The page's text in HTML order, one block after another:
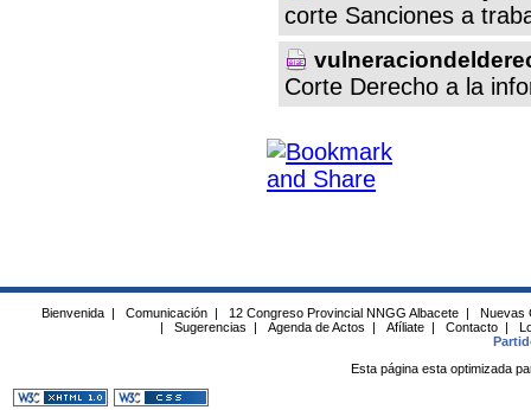
corte Sanciones a
Corte Derecho a la
Bienvenida | Comunicación | 12 Congreso Provincial NNGG Albacete |
Nuevas
|
Sugerencias | Agenda de Actos | Afíliate | Contacto |
Esta página esta optimizada